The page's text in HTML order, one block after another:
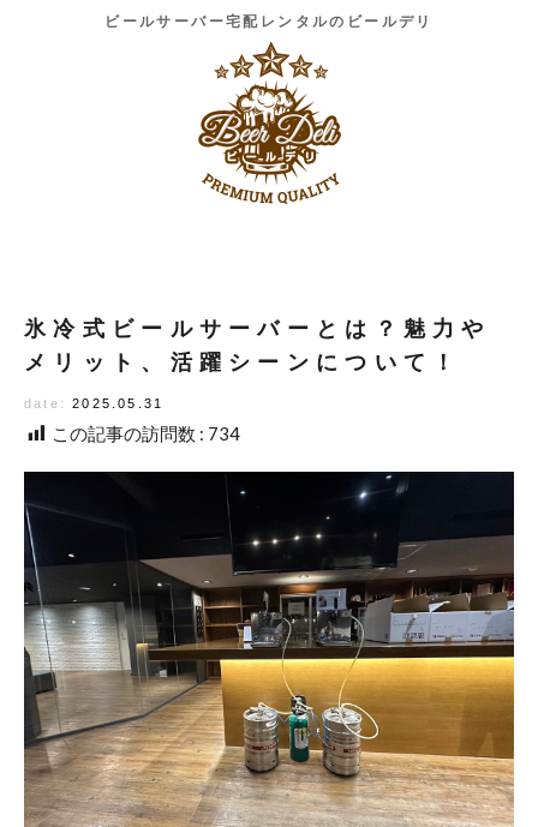
ビールサーバー宅配レンタルのビールデリ
氷冷式ビールサーバーとは？魅力や
メリット、活躍シーンについて！
date: 2025.05.31
この記事の訪問数 : 734